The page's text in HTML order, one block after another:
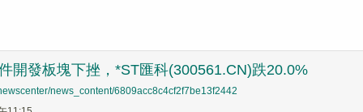
件開發板塊下挫，*ST匯科(300561.CN)跌20.0%
news_content/6809acc8c4cf2f7be13f2442